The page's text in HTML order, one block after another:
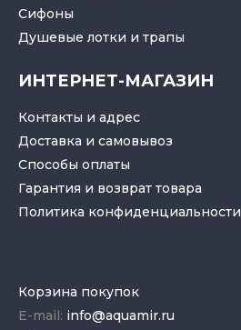
Cифоны
Душевые лотки и трапы
ИНТЕРНЕТ-МАГАЗИН
Контакты и адрес
Доставка и самовывоз
Способы оплаты
Гарантия и возврат товара
Политика конфиденциальности
Корзина покупок
E-mail: info@aquamir.ru